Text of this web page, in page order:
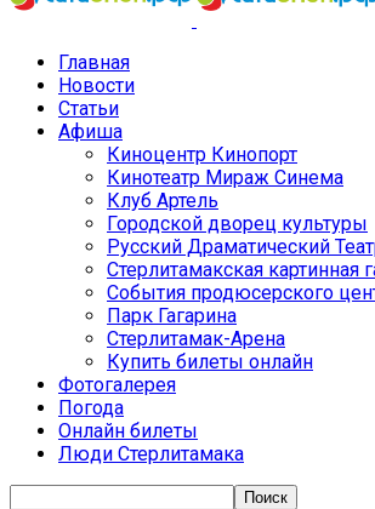
Главная
Новости
Статьи
Афиша
Киноцентр Кинопорт
Кинотеатр Мираж Синема
Клуб Артель
Городской дворец культуры
Русский Драматический
Стерлитамакская картинная
События продюсерского
Парк Гагарина
Стерлитамак-Арена
Купить билеты онлайн
Фотогалерея
Погода
Онлайн билеты
Люди Стерлитамака